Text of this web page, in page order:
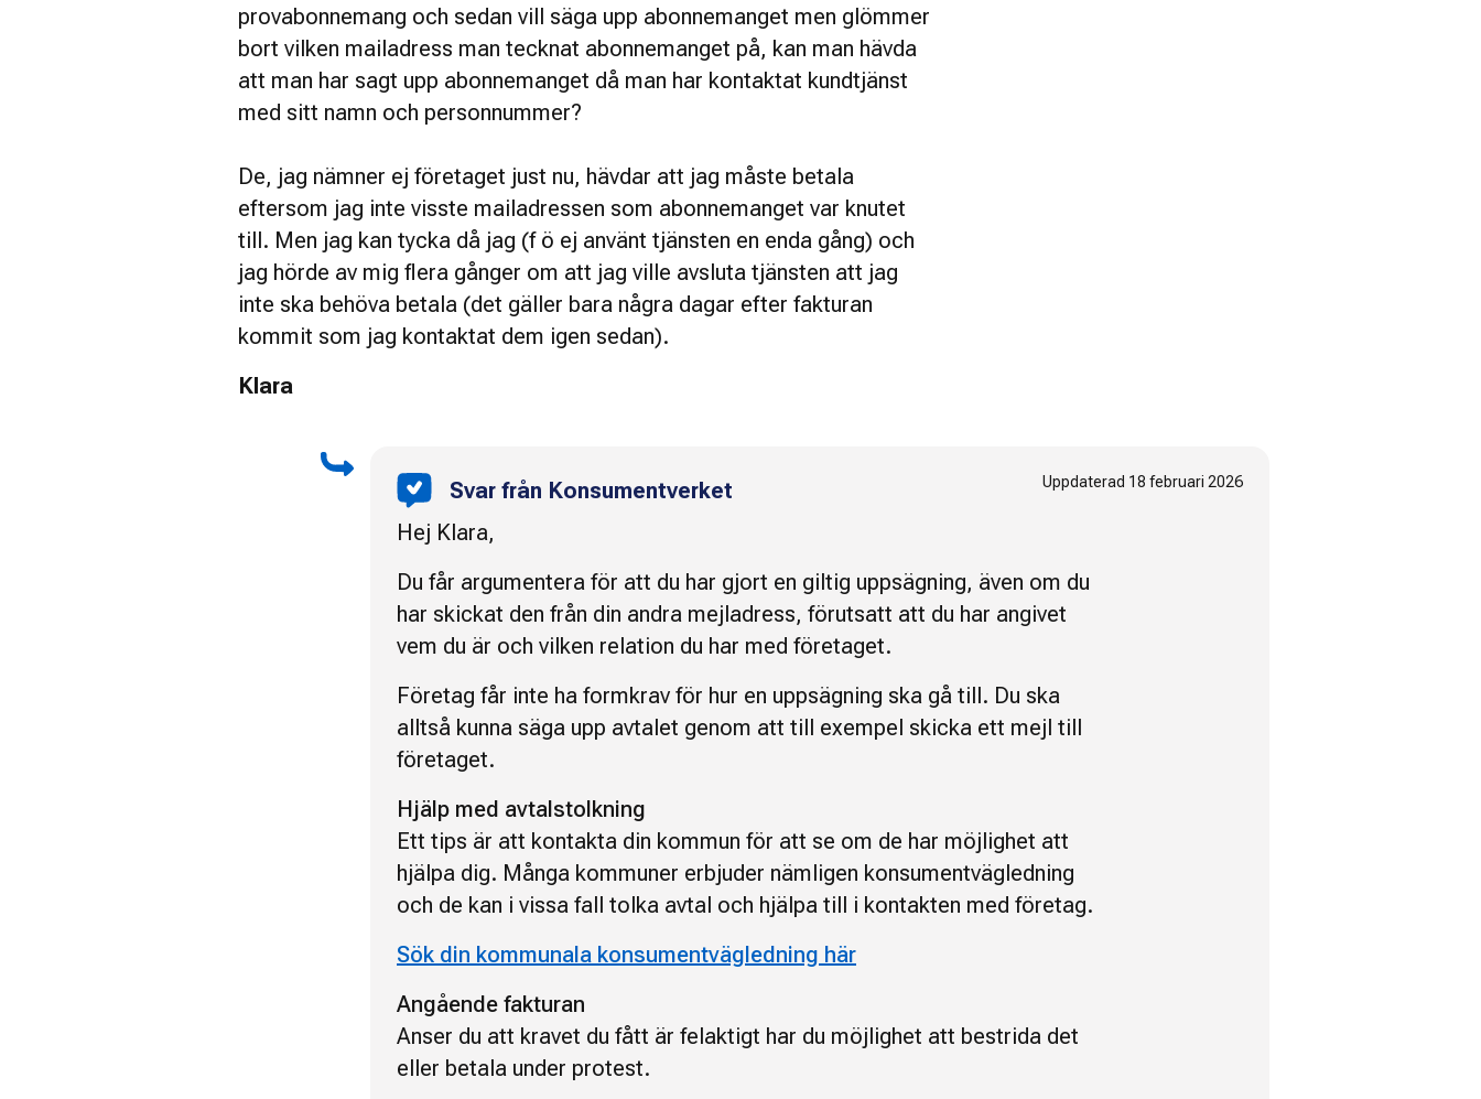
provabonnemang och sedan vill säga upp abonnemanget men glömmer
bort vilken mailadress man tecknat abonnemanget på, kan man hävda
att man har sagt upp abonnemanget då man har kontaktat kundtjänst
med sitt namn och personnummer?
De, jag nämner ej företaget just nu, hävdar att jag måste betala
eftersom jag inte visste mailadressen som abonnemanget var knutet
till. Men jag kan tycka då jag (f ö ej använt tjänsten en enda gång) och
jag hörde av mig flera gånger om att jag ville avsluta tjänsten att jag
inte ska behöva betala (det gäller bara några dagar efter fakturan
kommit som jag kontaktat dem igen sedan).
Klara
Svar från Konsumentverket Uppdaterad 18 februari 2026
Hej Klara,
Du får argumentera för att du har gjort en giltig uppsägning, även om du
har skickat den från din andra mejladress, förutsatt att du har angivet
vem du är och vilken relation du har med företaget.
Företag får inte ha formkrav för hur en uppsägning ska gå till. Du ska
alltså kunna säga upp avtalet genom att till exempel skicka ett mejl till
företaget.
Hjälp med avtalstolkning
Ett tips är att kontakta din kommun för att se om de har möjlighet att
hjälpa dig. Många kommuner erbjuder nämligen konsumentvägledning
och de kan i vissa fall tolka avtal och hjälpa till i kontakten med företag.
Sök din kommunala konsumentvägledning här
Angående fakturan
Anser du att kravet du fått är felaktigt har du möjlighet att bestrida det
eller betala under protest.